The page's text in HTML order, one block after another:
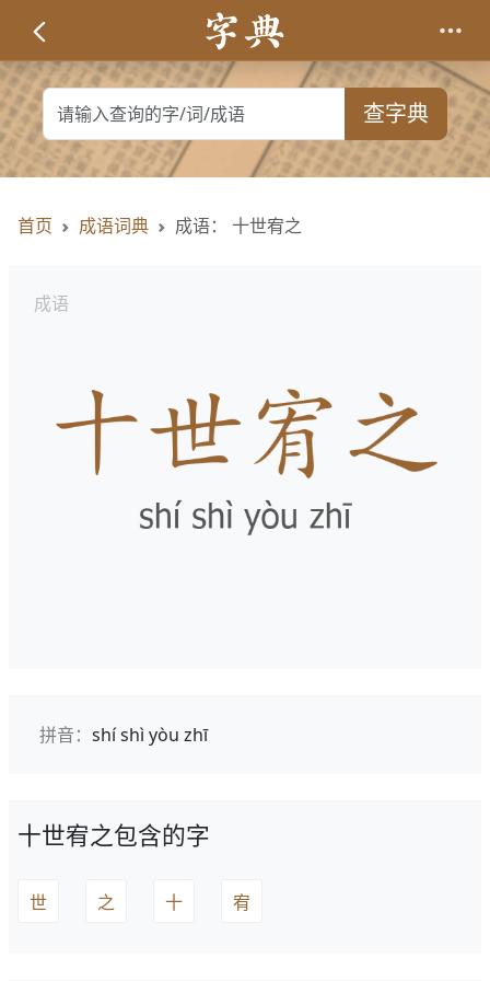
查字典
首页 成语词典 成语： 十世宥之
成语
拼音： shí shì yòu zhī
十世宥之包含的字
世 之 十 宥